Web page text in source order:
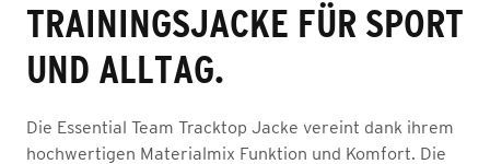
TRAININGSJACKE FÜR SPORT
UND ALLTAG.
Die Essential Team Tracktop Jacke vereint dank ihrem
hochwertigen Materialmix Funktion und Komfort. Die